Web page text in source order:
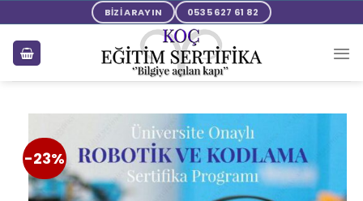
BİZİ ARAYIN 0535 627 61 82
-23%